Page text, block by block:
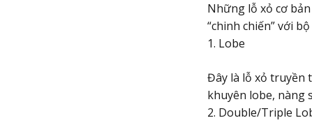
Những lỗ xỏ cơ
“chinh chiến” với
1. Lobe
Đây là lỗ xỏ truyền
khuyên lobe, nàng
2. Double/Triple